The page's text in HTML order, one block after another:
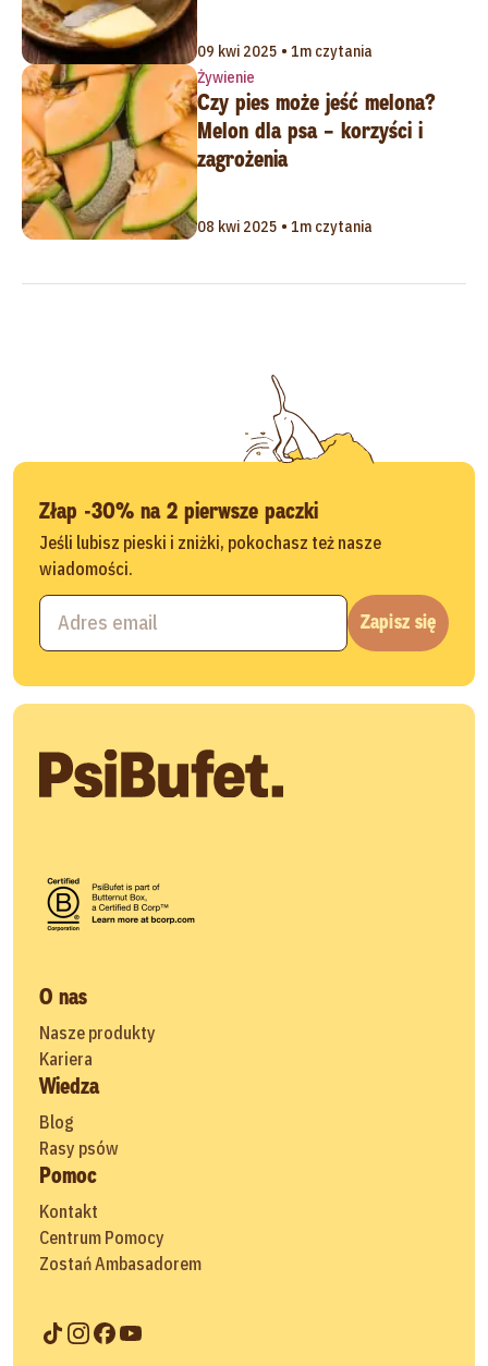
09 kwi 2025 • 1m czytania
Żywienie
Czy pies może jeść melona?
Melon dla psa – korzyści i
zagrożenia
08 kwi 2025 • 1m czytania
Złap -30% na 2 pierwsze paczki
Jeśli lubisz pieski i zniżki, pokochasz też nasze
wiadomości.
Zapisz się
O nas
Nasze produkty
Kariera
Wiedza
Blog
Rasy psów
Pomoc
Kontakt
Centrum Pomocy
Zostań Ambasadorem